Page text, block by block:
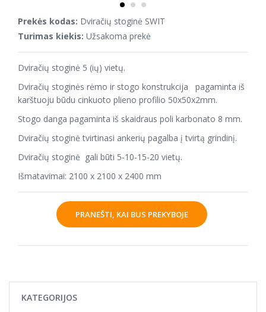
Prekės kodas: Dviračių stoginė SWIT
Turimas kiekis: Užsakoma prekė
Dviračių stoginė 5 (ių) vietų.
Dviračių stoginės rėmo ir stogo konstrukcija pagaminta iš
karštuoju būdu cinkuoto plieno profilio 50x50x2mm.
Stogo danga pagaminta iš skaidraus poli karbonato 8 mm.
Dviračių stoginė tvirtinasi ankerių pagalba į tvirtą grindinį.
Dviračių stoginė gali būti 5-10-15-20 vietų.
Išmatavimai: 2100 x 2100 x 2400 mm
PRANEŠTI, KAI BUS PREKYBOJE
KATEGORIJOS